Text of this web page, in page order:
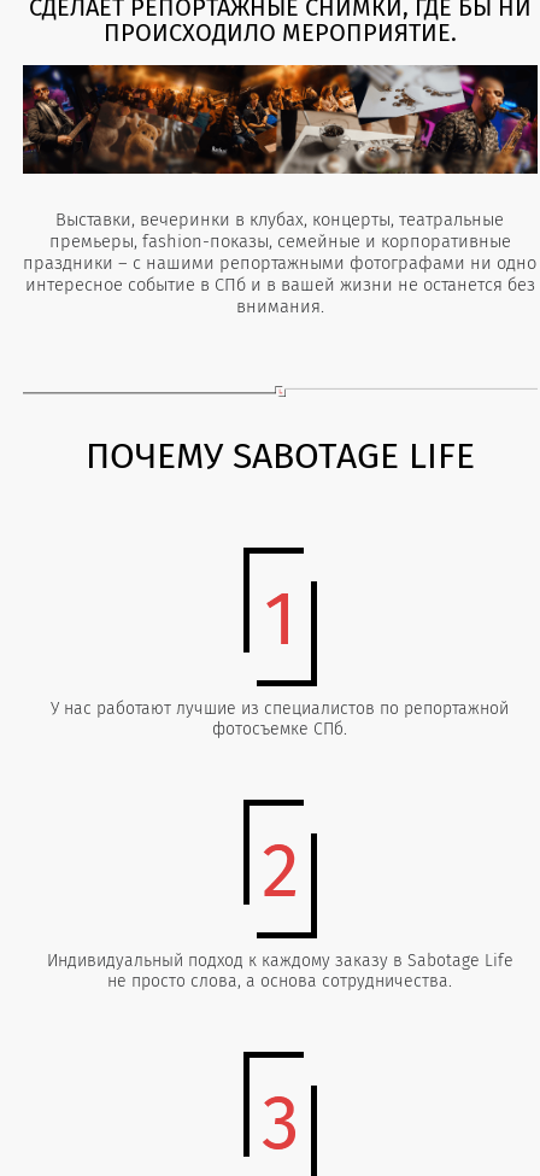
СДЕЛАЕТ РЕПОРТАЖНЫЕ СНИМКИ, ГДЕ БЫ НИ
ПРОИСХОДИЛО МЕРОПРИЯТИЕ.
Выставки, вечеринки в клубах, концерты, театральные
премьеры, fashion-показы, семейные и корпоративные
праздники – с нашими репортажными фотографами ни одно
интересное событие в СПб и в вашей жизни не останется без
внимания.
ПОЧЕМУ SABOTAGE LIFE
У нас работают лучшие из специалистов по репортажной
фотосъемке СПб.
Индивидуальный подход к каждому заказу в Sabotage Life
не просто слова, а основа сотрудничества.